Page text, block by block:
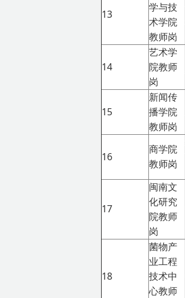
13
学与技
术学院
教师岗
14
艺术学
院教师
岗
15
新闻传
播学院
教师岗
16
商学院
教师岗
17
闽南文
化研究
院教师
岗
18
菌物产
业工程
技术中
心教师